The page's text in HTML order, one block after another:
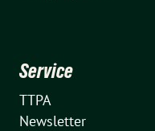
Service
TTPA
Newsletter